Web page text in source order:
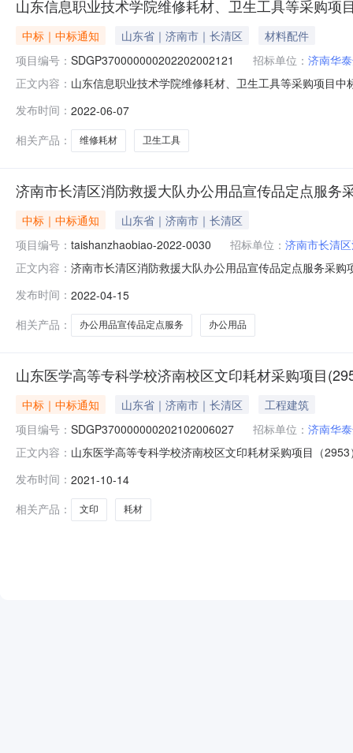
山东信息职业技术学院维修耗材、卫生工具等采购项
中标｜中标通知 山东省｜济南市｜长清区
材料配件
项目编号： SDGP370000000202202002121 招标单位： 济南华
正文内容： 山东信息职业技术学院维修耗材、卫生工具等采购项目
山东省潍坊市潍城区望留街办西安村南中标（成交）金
工具等采购品
发布时间： 2022-06-07
相关产品：
维修耗材 卫生工具
济南市长清区消防救援大队办公用品宣传品定点服务
中标｜中标通知
山东省｜济南市｜长清区
项目编号： taishanzhaobiao-2022-0030 招标单位： 济南市长清
正文内容： 济南市长清区消防救援大队办公用品宣传品定点服务采
16:23评审专家名单/总中标金额￥0.000000万元（人民
市长清区大
发布时间： 2022-04-15
相关产品：
办公用品宣传品定点服务 办公用品
山东医学高等专科学校济南校区文印耗材采购项目
中标｜中标通知 山东省｜济南市｜长清区
工程建筑
项目编号： SDGP370000000202102006027 招标单位： 济南华
正文内容： 山东医学高等专科学校济南校区文印耗材采购项目（
址：山东省济南市历城区围子山路3387号帝华鸿府一区
印耗材采购品牌（
发布时间： 2021-10-14
相关产品：
文印 耗材